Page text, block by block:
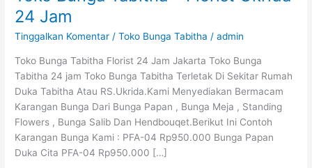
24 Jam
Tinggalkan Komentar /Toko Bunga Tabitha /admin
Toko Bunga Tabitha Florist 24 Jam Jakarta Toko Bunga
Tabitha 24 jam Toko Bunga Tabitha Terletak Di Sekitar Rumah
Duka Tabitha Atau RS.Ukrida.Kami Menyediakan Bermacam
Karangan Bunga Dari Bunga Papan , Bunga Meja , Standing
Flowers , Bunga Salib Dan Hendbouqet.Berikut Ini Contoh
Karangan Bunga Kami : PFA-04 Rp950.000 Bunga Papan
Duka Cita PFA-04 Rp950.000 […]
Bunga
Tabitha
–